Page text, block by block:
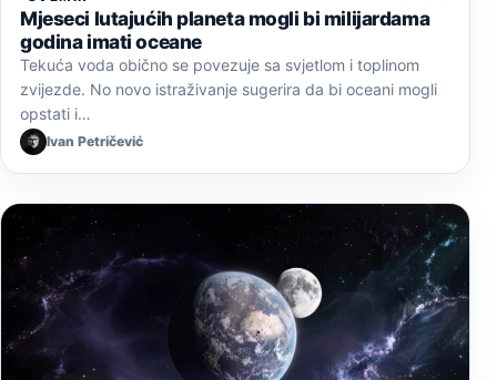
Mjeseci lutajućih planeta mogli bi milijardama
godina imati oceane
Tekuća voda obično se povezuje sa svjetlom i toplinom
zvijezde. No novo istraživanje sugerira da bi oceani mogli
opstati i…
Ivan Petričević